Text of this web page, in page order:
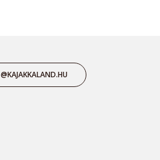
@KAJAKKALAND.HU